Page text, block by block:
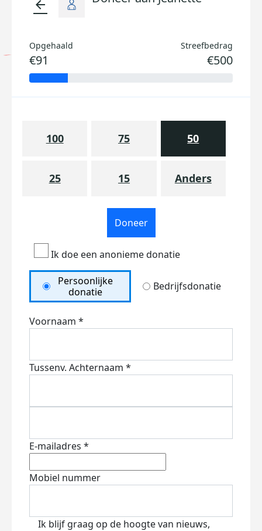
arrow_back
Opgehaald
€91
Streefbedrag
€500
100 75 50
25 15 Anders
Doneer
Ik doe een anonieme donatie
Persoonlijke
donatie
Bedrijfsdonatie
Voornaam *
Tussenv. Achternaam *
E-mailadres *
Mobiel nummer
Ik blijf graag op de hoogte van nieuws,